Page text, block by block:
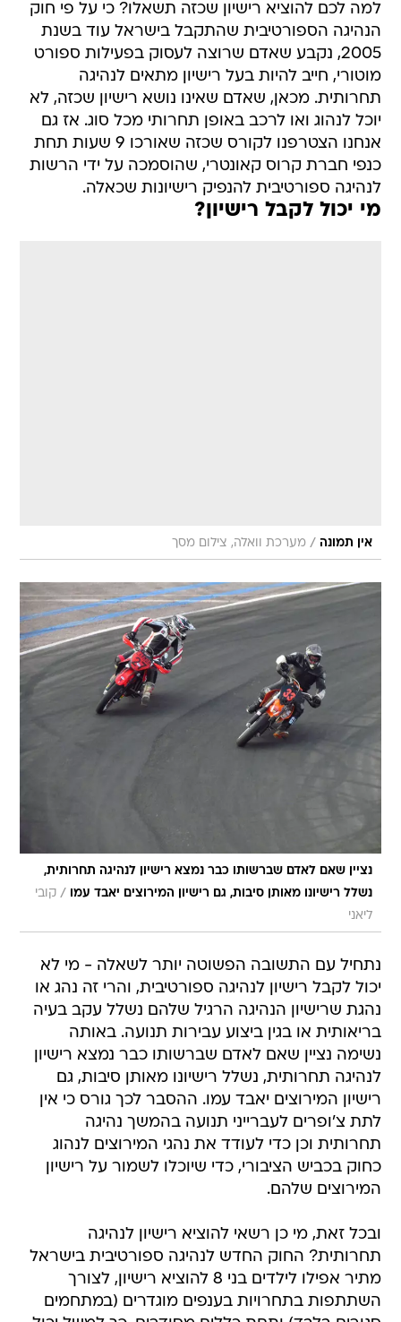
למה לכם להוציא רישיון שכזה תשאלו? כי על פי חוק
הנהיגה הספורטיבית שהתקבל בישראל עוד בשנת
2005, נקבע שאדם שרוצה לעסוק בפעילות ספורט
מוטורי, חייב להיות בעל רישיון מתאים לנהיגה
תחרותית. מכאן, שאדם שאינו נושא רישיון שכזה, לא
יוכל לנהוג ואו לרכב באופן תחרותי מכל סוג. אז גם
אנחנו הצטרפנו לקורס שכזה שאורכו 9 שעות תחת
כנפי חברת קרוס קאונטרי, שהוסמכה על ידי הרשות
לנהיגה ספורטיבית להנפיק רישיונות שכאלה.
מי יכול לקבל רישיון?
אין תמונה / מערכת וואלה, צילום מסך
נציין שאם לאדם שברשותו כבר נמצא רישיון לנהיגה תחרותית,
נשלל רישיונו מאותן סיבות, גם רישיון המירוצים יאבד עמו
/ קובי
ליאני
נתחיל עם התשובה הפשוטה יותר לשאלה - מי לא
יכול לקבל רישיון לנהיגה ספורטיבית, והרי זה נהג או
נהגת שרישיון הנהיגה הרגיל שלהם נשלל עקב בעיה
בריאותית או בגין ביצוע עבירות תנועה. באותה
נשימה נציין שאם לאדם שברשותו כבר נמצא רישיון
לנהיגה תחרותית, נשלל רישיונו מאותן סיבות, גם
רישיון המירוצים יאבד עמו. ההסבר לכך גורס כי אין
לתת צ'ופרים לעברייני תנועה בהמשך נהיגה
תחרותית וכן כדי לעודד את נהגי המירוצים לנהוג
כחוק בכביש הציבורי, כדי שיוכלו לשמור על רישיון
המירוצים שלהם.
ובכל זאת, מי כן רשאי להוציא רישיון לנהיגה
תחרותית? החוק החדש לנהיגה ספורטיבית בישראל
מתיר אפילו לילדים בני 8 להוציא רישיון, לצורך
השתתפות בתחרויות בענפים מוגדרים (במתחמים